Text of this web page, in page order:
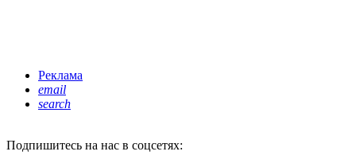
Реклама
email
search
Подпишитесь на нас в соцсетях: